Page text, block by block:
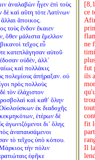
ἀναλαβὼν ἦγεν ἐπὶ τοὺς
καὶ αὕτη τότε Λατίνων
ἄποικος.
τοὺς ἔνδον ἔκαιεν
ὅθεν μάλιστα ἔμελλον
τεῖχος εὖ
κατεπλάγησαν αὐτοῦ
οὐδέν, ἀλλ´
καὶ πολλάκις
πολεμίους ἀπήραξαν. οὐ
πρὸς πολλοὺς
τὸν ἐλάχιστον
καὶ καθ´ ὅλην
ἐκ διαδοχῆς
ἑτέρων δὲ
ἀγωνιζόμενοι δι´ ὅλης
ἀναπαυσάμενοι
τὸ τεῖχος ὑπὸ κόπου.
τὴν πόλιν
ἐφῆκε
ce
ne
fut
ils
fit
Il